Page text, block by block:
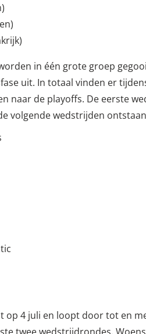
in één grote groep
uit. In totaal vinden er
naar de playoffs. De eerste
volgende wedstrijden
op 4 juli en loopt door tot en